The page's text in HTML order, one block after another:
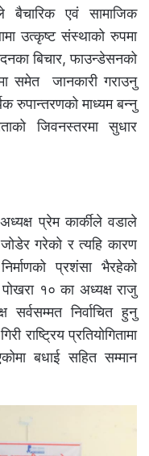
बैचारिक एवं सामाजिक
उत्कृष्ट संस्थाको रुपमा
बिचार, फाउन्डेसनको
समेत जानकारी गराउनु
रुपान्तरणको माध्यम बन्नु
जिवनस्तरमा सुधार
प्रेम कार्कीले वडाले
गरेको र त्यहि कारण
प्रशंसा भैरहेको
१० का अध्यक्ष राजु
निर्वाचित हुनु
राष्ट्रिय प्रतियोगितामा
बधाई सहित सम्मान